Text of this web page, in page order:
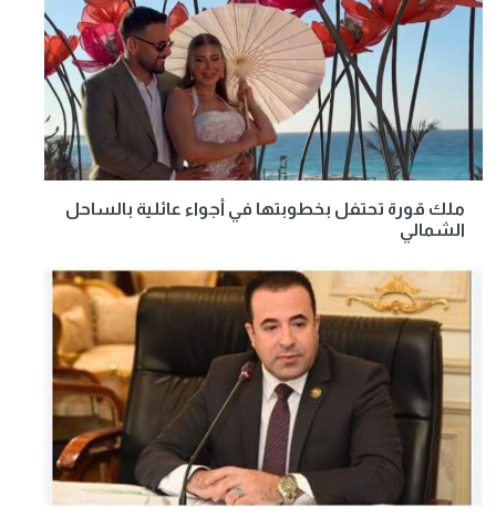
ملك قورة تحتفل بخطوبتها في أجواء عائلية بالساحل
الشمالي